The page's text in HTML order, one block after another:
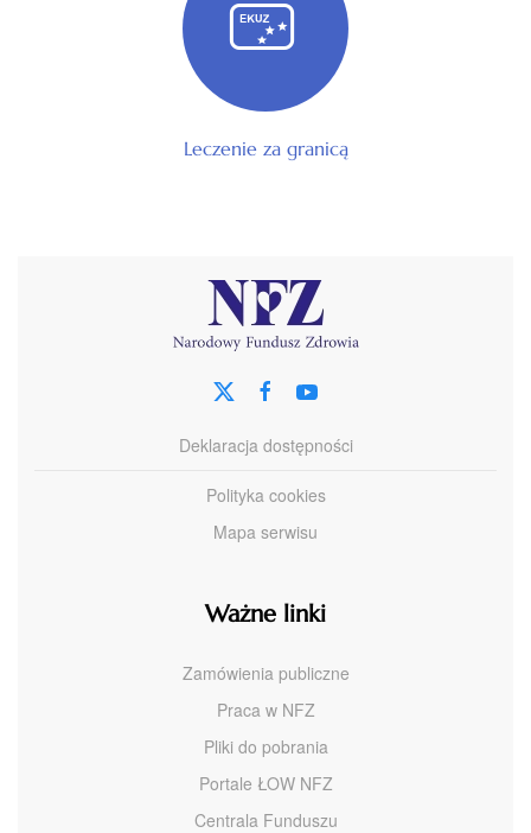
Leczenie za granicą
Deklaracja dostępności
Polityka cookies
Mapa serwisu
Ważne linki
Zamówienia publiczne
Praca w NFZ
Pliki do pobrania
Portale ŁOW NFZ
Centrala Funduszu